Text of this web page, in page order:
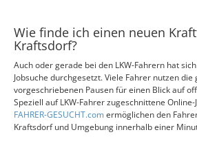
Wie finde ich einen neuen
Kraftsdorf?
Auch oder gerade bei den LKW-Fahrern hat
Jobsuche durchgesetzt. Viele Fahrer nutzen die
vorgeschriebenen Pausen für einen Blick auf
Speziell auf LKW-Fahrer zugeschnittene
FAHRER-GESUCHT.comermöglichen den
Kraftsdorf und Umgebung innerhalb einer